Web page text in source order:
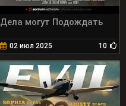
Дела могут Подождать
02 июл 2025 10